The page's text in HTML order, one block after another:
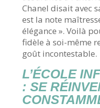
Chanel disait avec
est la note
élégance ». Voilà
fidèle à soi-même
goût incontestable.
L’ÉCOLE
: SE